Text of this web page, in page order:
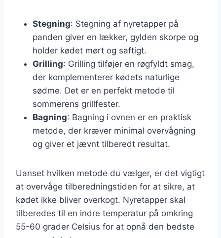
Stegning: Stegning af nyretapper på
panden giver en lækker, gylden skorpe og
holder kødet mørt og saftigt.
Grilling: Grilling tilføjer en røgfyldt smag,
der komplementerer kødets naturlige
sødme. Det er en perfekt metode til
sommerens grillfester.
Bagning: Bagning i ovnen er en praktisk
metode, der kræver minimal overvågning
og giver et jævnt tilberedt resultat.
Uanset hvilken metode du vælger, er det vigtigt
at overvåge tilberedningstiden for at sikre, at
kødet ikke bliver overkogt. Nyretapper skal
tilberedes til en indre temperatur på omkring
55-60 grader Celsius for at opnå den bedste